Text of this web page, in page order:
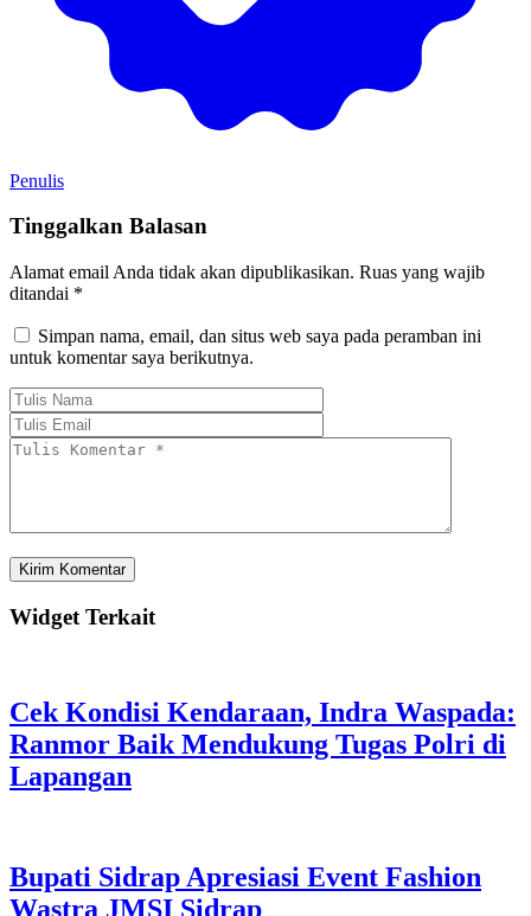
Penulis
Tinggalkan Balasan
Alamat email Anda tidak akan dipublikasikan. Ruas yang wajib
ditandai *
Simpan nama, email, dan situs web saya pada peramban ini
untuk komentar saya berikutnya.
Widget Terkait
Cek Kondisi Kendaraan, Indra Waspada:
Ranmor Baik Mendukung Tugas Polri di
Lapangan
Bupati Sidrap Apresiasi Event Fashion
Wastra JMSI Sidrap